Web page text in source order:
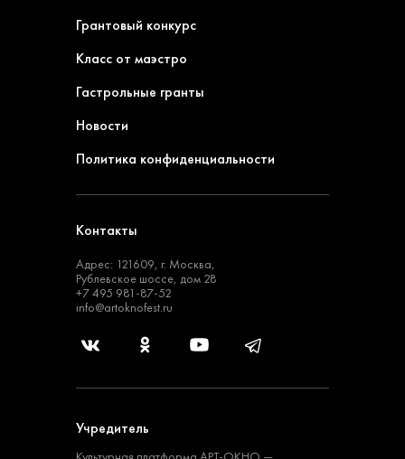
Грантовый конкурс
Класс от маэстро
Гастрольные гранты
Новости
Политика конфиденциальности
Контакты
Адрес: 121609, г. Москва,
Рублевское шоссе, дом 28
+7 495 981-87-52
info@artoknofest.ru
Учредитель